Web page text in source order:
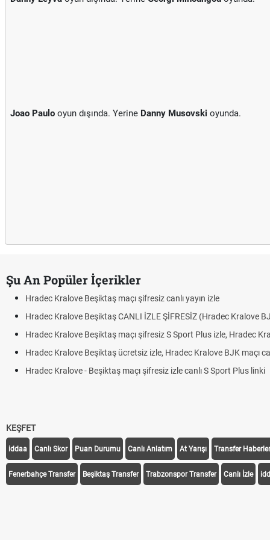
Joao Paulo oyun dışında. Yerine Danny Musovski oyunda.
Şu An Popüler İçerikler
Hradec Kralove Beşiktaş maçı şifresiz canlı yayın izle
Hradec Kralove Beşiktaş CANLI İZLE ŞİFRESİZ (Hradec Kralove
Hradec Kralove Beşiktaş maçı şifresiz S Sport Plus izle, Hradec
Hradec Kralove Beşiktaş ücretsiz izle, Hradec Kralove BJK maçı
Hradec Kralove - Beşiktaş maçı şifresiz izle canlı S Sport Plus linki
KEŞFET
iddaa Canlı Skor Puan Durumu Canlı Anlatım At Yarışı Transfer
Fenerbahçe Transfer Beşiktaş Transfer Trabzonspor Transfer Canlı İzle